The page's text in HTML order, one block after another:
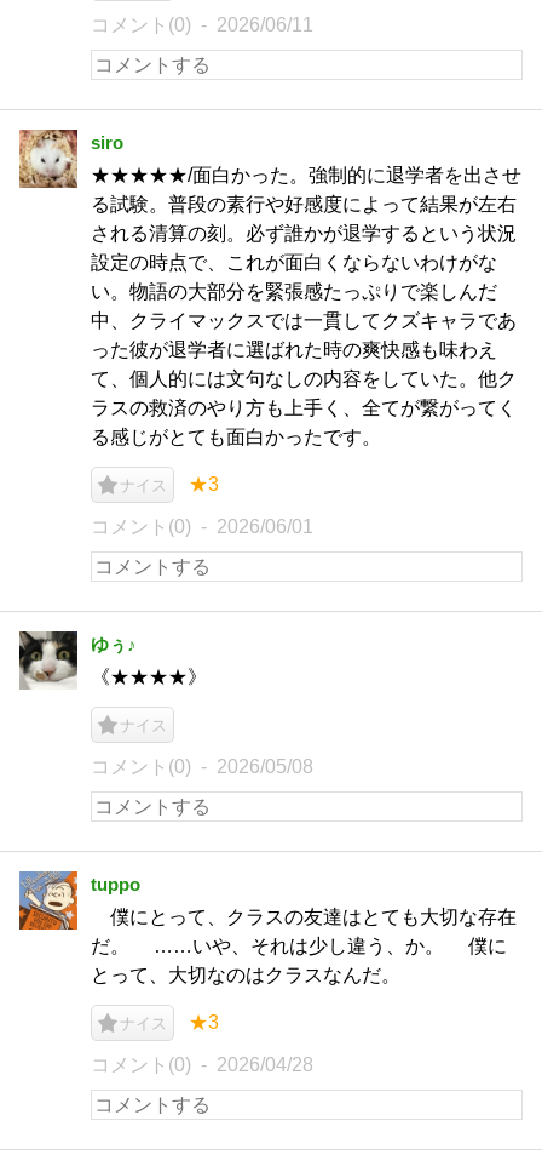
コメント(0) 2026/06/11
siro
★★★★★/面白かった。強制的に退学者を出させ
る試験。普段の素行や好感度によって結果が左右
される清算の刻。必ず誰かが退学するという状況
設定の時点で、これが面白くならないわけがな
い。物語の大部分を緊張感たっぷりで楽しんだ
中、クライマックスでは一貫してクズキャラであ
った彼が退学者に選ばれた時の爽快感も味わえ
て、個人的には文句なしの内容をしていた。他ク
ラスの救済のやり方も上手く、全てが繋がってく
る感じがとても面白かったです。
ナイス ★3
コメント(0) 2026/06/01
ゆぅ♪
《★★★★》
ナイス
コメント(0) 2026/05/08
tuppo
僕にとって、クラスの友達はとても大切な存在
だ。 ……いや、それは少し違う、か。 僕に
とって、大切なのはクラスなんだ。
ナイス ★3
コメント(0) 2026/04/28